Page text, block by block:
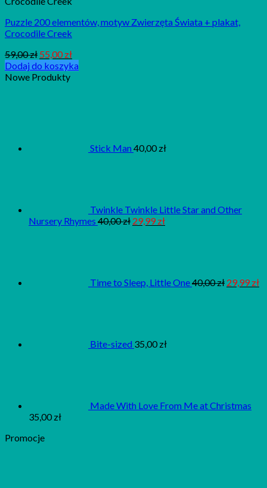
Puzzle 200 elementów, motyw Zwierzęta Świata + plakat,
Crocodile Creek
59,00zł 55,00zł
Dodaj do koszyka
Nowe Produkty
Stick Man40,00 zł
Twinkle Twinkle Little Star and Other
Nursery Rhymes 40,00zł 29,99zł
Time to Sleep, Little One40,00zł 29,99zł
Bite-sized 35,00 zł
Made With Love From Me at Christmas
35,00 zł
Promocje